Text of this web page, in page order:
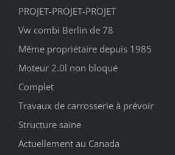
PROJET-PROJET-PROJET
Vw combi Berlin de 78
Même propriétaire depuis 1985
Moteur 2.0l non bloqué
Complet
Travaux de carrosserie à prévoir
Structure saine
Actuellement au Canada